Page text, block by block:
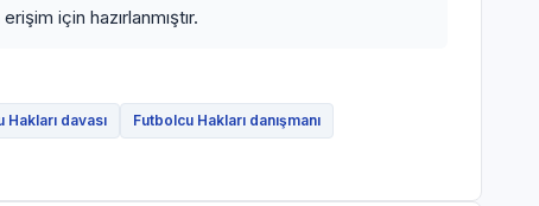
için hazırlanmıştır.
Hakları davası
Futbolcu Hakları danışmanı